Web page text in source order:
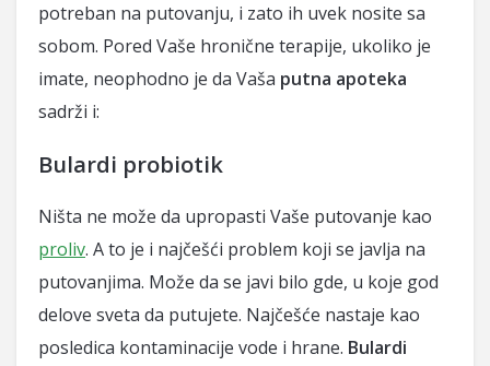
potreban na putovanju, i zato ih uvek nosite sa
sobom. Pored Vaše hronične terapije, ukoliko je
imate, neophodno je da Vaša putna apoteka
sadrži i:
Bulardi probiotik
Ništa ne može da upropasti Vaše putovanje kao
proliv. A to je i najčešći problem koji se javlja na
putovanjima. Može da se javi bilo gde, u koje god
delove sveta da putujete. Najčešće nastaje kao
posledica kontaminacije vode i hrane. Bulardi